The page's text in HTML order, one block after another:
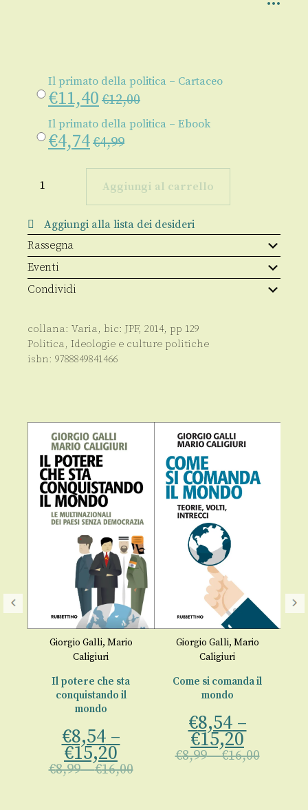
Il primato della politica – Cartaceo
€11,40 €12,00
Il primato della politica – Ebook
€4,74€4,99
primato
quantità
Aggiungi al carrello
Aggiungi alla lista dei desideri
Rassegna
Eventi
Condividi
collana: Varia, bic: JPF, 2014, pp 129
Politica, Ideologie e culture politiche
isbn: 9788849841466
Giorgio Galli, Mario
Caligiuri
Il potere che sta
conquistando il
mondo
€8,54–
€15,20
€8,99–€16,00
Giorgio Galli, Mario
Caligiuri
Come si comanda il
mondo
€8,54–
€15,20
€8,99–€16,00